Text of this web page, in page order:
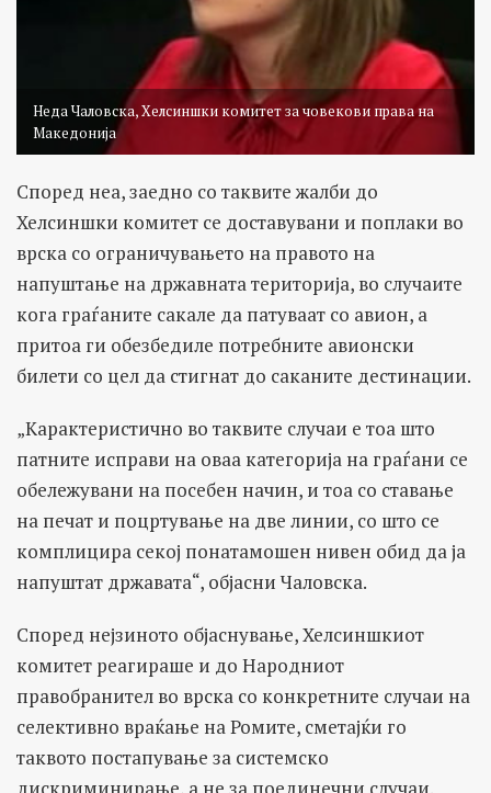
Неда Чаловска, Хелсиншки комитет за човекови права на
Македонија
Според неа, заедно со таквите жалби до
Хелсиншки комитет се доставувани и поплаки во
врска со ограничувањето на правото на
напуштање на државната територија, во случаите
кога граѓаните сакале да патуваат со авион, а
притоа ги обезбедиле потребните авионски
билети со цел да стигнат до саканите дестинации.
„Карактеристично во таквите случаи е тоа што
патните исправи на оваа категорија на граѓани се
обележувани на посебен начин, и тоа со ставање
на печат и поцртување на две линии, со што се
комплицира секој понатамошен нивен обид да ја
напуштат државата“, објасни Чаловска.
Според нејзиното објаснување, Хелсиншкиот
комитет реагираше и до Народниот
правобранител во врска со конкретните случаи на
селективно враќање на Ромите, сметајќи го
таквото постапување за системско